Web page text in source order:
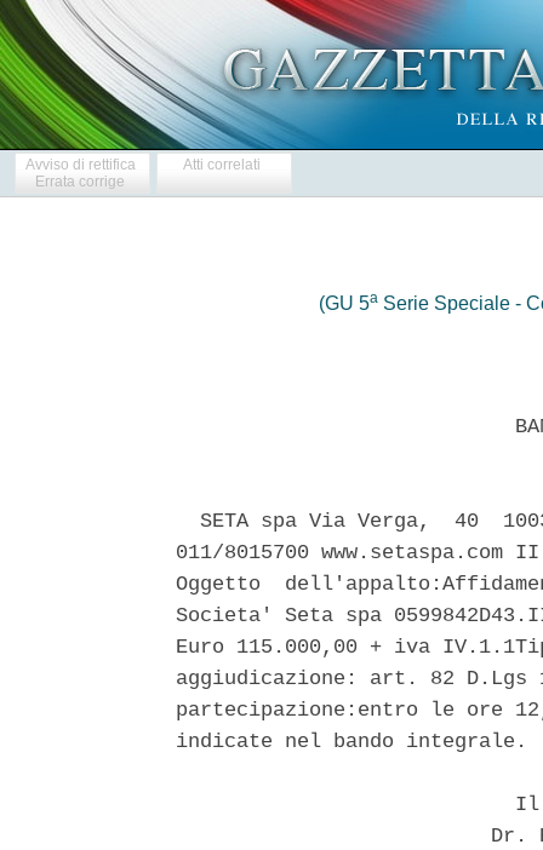
Avviso di rettifica
Errata corrige
Atti correlati
(GU 5a Serie Speciale -
SETA spa Via Verga,  40
011/8015700
Oggetto
Societa' Seta spa
Euro 115.000,00 + iva
aggiudicazione: art. 82 D.Lgs
partecipazione:entro le ore
indicate nel bando integrale.